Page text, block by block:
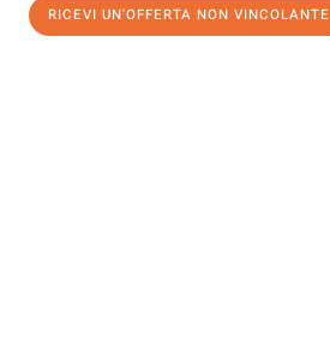
RICEVI UN'OFFERTA NON VINCOLANTE